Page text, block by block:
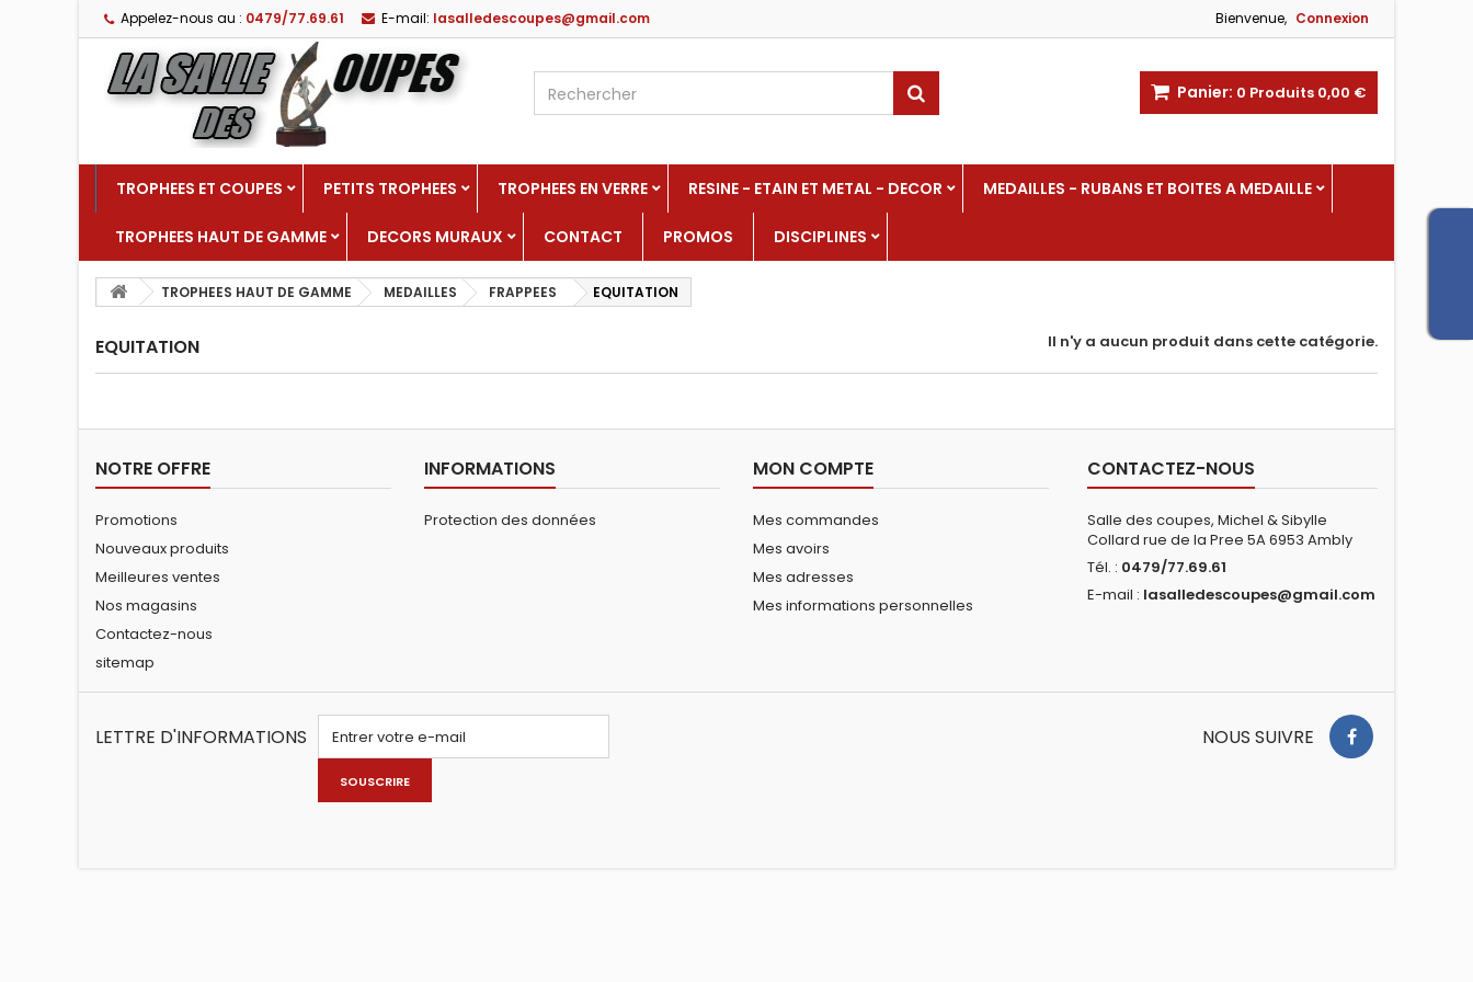
Bienvenue, Connexion
Appelez-nous au : 0479/77.69.61 E-mail: lasalledescoupes@gmail.com
Panier: 0 Produits 0,00 €
TROPHEES ET COUPES PETITS TROPHEES TROPHEES EN VERRE RESINE - ETAIN ET METAL - DECOR MEDAILLES - RUBANS ET BOITES A MEDAILLE
TROPHEES HAUT DE GAMME DECORS MURAUX CONTACT PROMOS DISCIPLINES
TROPHEES HAUT DE GAMME MEDAILLES FRAPPEES EQUITATION
EQUITATION Il n'y a aucun produit dans cette catégorie.
NOTRE OFFRE
Promotions
Nouveaux produits
Meilleures ventes
Nos magasins
Contactez-nous
sitemap
INFORMATIONS
Protection des données
MON COMPTE
Mes commandes
Mes avoirs
Mes adresses
Mes informations personnelles
CONTACTEZ-NOUS
Salle des coupes, Michel & Sibylle
Collard rue de la Pree 5A 6953 Ambly
Tél. : 0479/77.69.61
E-mail : lasalledescoupes@gmail.com
LETTRE D'INFORMATIONS
SOUSCRIRE
NOUS SUIVRE